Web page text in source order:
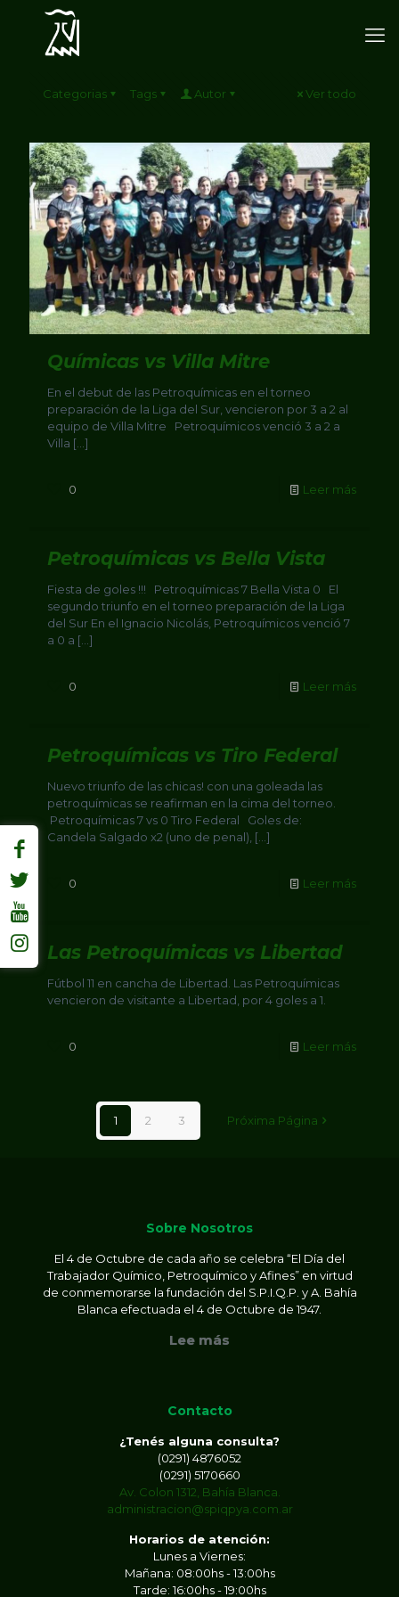
Categorias Tags Autor Ver todo
Químicas vs Villa Mitre
En el debut de las Petroquímicas en el torneo
preparación de la Liga del Sur, vencieron por 3 a 2 al
equipo de Villa Mitre Petroquímicos venció 3 a 2 a
Villa […]
0 Leer más
Petroquímicas vs Bella Vista
Fiesta de goles !!! Petroquímicas 7 Bella Vista 0 El
segundo triunfo en el torneo preparación de la Liga
del Sur En el Ignacio Nicolás, Petroquímicos venció 7
a 0 a […]
0 Leer más
Petroquímicas vs Tiro Federal
Nuevo triunfo de las chicas! con una goleada las
petroquímicas se reafirman en la cima del torneo.
Petroquímicas 7 vs 0 Tiro Federal Goles de:
Candela Salgado x2 (uno de penal), […]
0 Leer más
Las Petroquímicas vs Libertad
Fútbol 11 en cancha de Libertad. Las Petroquímicas
vencieron de visitante a Libertad, por 4 goles a 1.
0 Leer más
1 2 3 Próxima Página
Sobre Nosotros
El 4 de Octubre de cada año se celebra “El Día del
Trabajador Químico, Petroquímico y Afines” en virtud
de conmemorarse la fundación del S.P.I.Q.P. y A. Bahía
Blanca efectuada el 4 de Octubre de 1947.
Lee más
Contacto
¿Tenés alguna consulta?
(0291) 4876052
(0291) 5170660
Av. Colon 1312, Bahía Blanca.
administracion@spiqpya.com.ar
Horarios de atención:
Lunes a Viernes:
Mañana: 08:00hs - 13:00hs
Tarde: 16:00hs - 19:00hs